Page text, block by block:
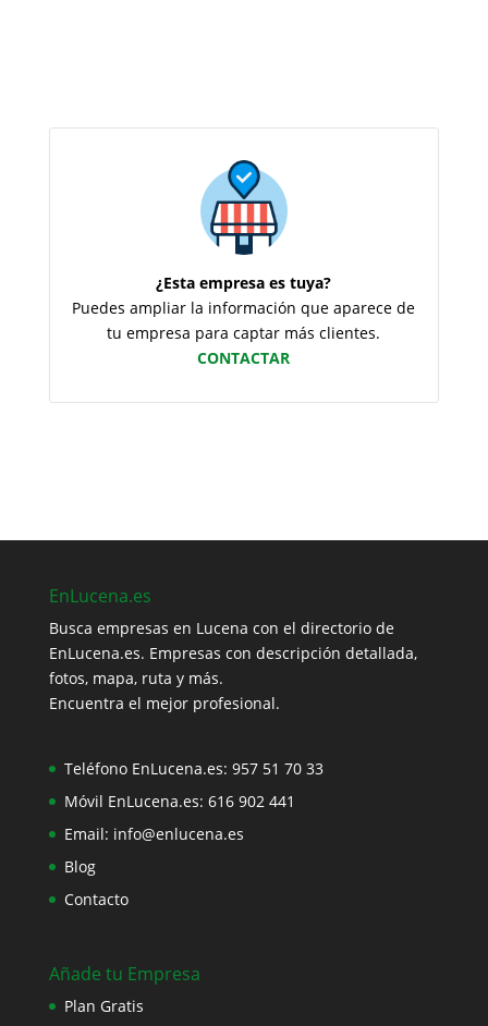
¿Esta empresa es tuya?
Puedes ampliar la información que aparece de
tu empresa para captar más clientes.
CONTACTAR
EnLucena.es
Busca empresas en Lucena con el directorio de
EnLucena.es. Empresas con descripción detallada,
fotos, mapa, ruta y más.
Encuentra el mejor profesional.
Teléfono EnLucena.es: 957 51 70 33
Móvil EnLucena.es: 616 902 441
Email: info@enlucena.es
Blog
Contacto
Añade tu Empresa
Plan Gratis